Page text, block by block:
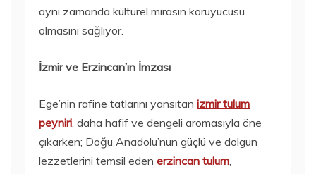
aynı zamanda kültürel mirasın koruyucusu
olmasını sağlıyor.
İzmir ve Erzincan’ın İmzası
Ege’nin rafine tatlarını yansıtan izmir tulum
peyniri , daha hafif ve dengeli aromasıyla öne
çıkarken; Doğu Anadolu’nun güçlü ve dolgun
lezzetlerini temsil eden erzincan tulum